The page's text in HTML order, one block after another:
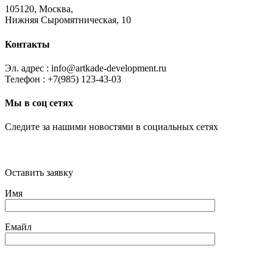
105120, Москва,
Нижняя Сыромятническая, 10
Контакты
Эл. адрес : info@artkade-development.ru
Телефон : +7(985) 123-43-03
Мы в соц сетях
Следите за нашими новостями в социальных сетях
Оставить заявку
Имя
Емайл